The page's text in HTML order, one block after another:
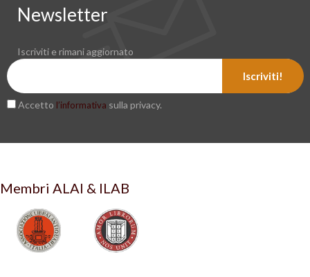
Newsletter
Iscriviti e rimani aggiornato
Iscriviti!
Accetto l’informativa sulla privacy.
Membri ALAI & ILAB